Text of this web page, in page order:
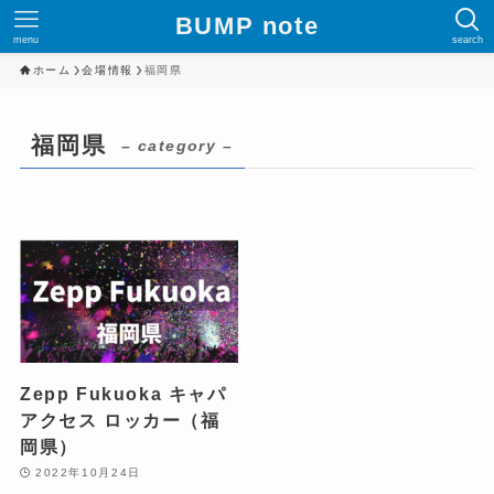
BUMP note search
menu
ホーム 会場情報 福岡県
福岡県 – category –
Zepp Fukuoka キャパ
アクセス ロッカー（福
岡県）
2022年10月24日